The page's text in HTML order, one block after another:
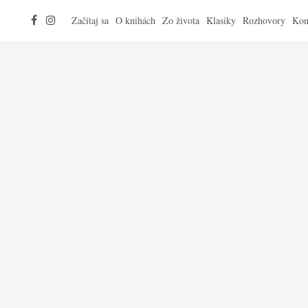
Začítaj sa O knihách Zo života Klasiky Rozhovory